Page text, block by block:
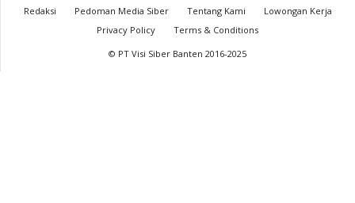
Redaksi Pedoman Media Siber Tentang Kami
Lowongan Kerja
Privacy Policy
Terms & Conditions
© PT Visi Siber Banten 2016-2025